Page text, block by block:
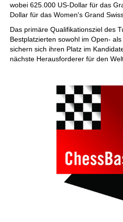
wobei 625.000 US-Dollar für das
Dollar für das Women's Grand
Das primäre Qualifikationsziel des
Bestplatzierten sowohl im Open-
sichern sich ihren Platz im
nächste Herausforderer für den